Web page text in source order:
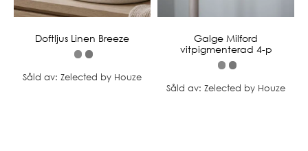
Doftljus Linen Breeze
Såld av: Zelected by Houze
Galge Milford
vitpigmenterad 4-p
Såld av: Zelected by Houze